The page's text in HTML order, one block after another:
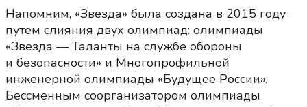
Напомним, «Звезда» была создана в 2015 году
путем слияния двух олимпиад: олимпиады
«Звезда — Таланты на службе обороны
и безопасности» и Многопрофильной
инженерной олимпиады «Будущее России».
Бессменным соорганизатором олимпиады